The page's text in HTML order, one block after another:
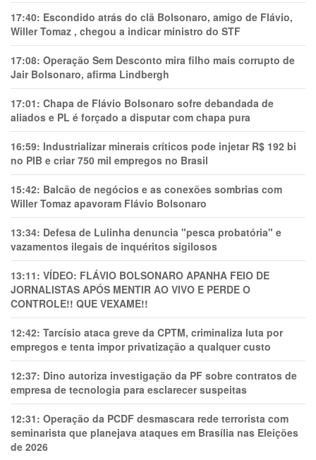
17:40: Escondido atrás do clã Bolsonaro, amigo de Flávio,
Willer Tomaz , chegou a indicar ministro do STF
17:08: Operação Sem Desconto mira filho mais corrupto de
Jair Bolsonaro, afirma Lindbergh
17:01: Chapa de Flávio Bolsonaro sofre debandada de
aliados e PL é forçado a disputar com chapa pura
16:59: Industrializar minerais críticos pode injetar R$ 192 bi
no PIB e criar 750 mil empregos no Brasil
15:42: Balcão de negócios e as conexões sombrias com
Willer Tomaz apavoram Flávio Bolsonaro
13:34: Defesa de Lulinha denuncia "pesca probatória" e
vazamentos ilegais de inquéritos sigilosos
13:11: VÍDEO: FLÁVIO BOLSONARO APANHA FEIO DE
JORNALISTAS APÓS MENTIR AO VIVO E PERDE O
CONTROLE!! QUE VEXAME!!
12:42: Tarcísio ataca greve da CPTM, criminaliza luta por
empregos e tenta impor privatização a qualquer custo
12:37: Dino autoriza investigação da PF sobre contratos de
empresa de tecnologia para esclarecer suspeitas
12:31: Operação da PCDF desmascara rede terrorista com
seminarista que planejava ataques em Brasília nas Eleições
de 2026